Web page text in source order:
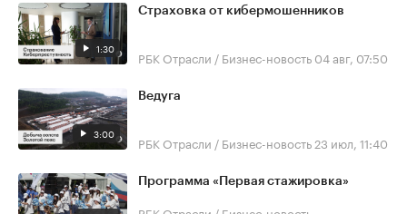
1:30
Страховка от кибермошенников
РБК Отрасли / Бизнес-новость 04 авг, 07:50
3:00
Ведуга
РБК Отрасли / Бизнес-новость 23 июл, 11:40
Программа «Первая стажировка»